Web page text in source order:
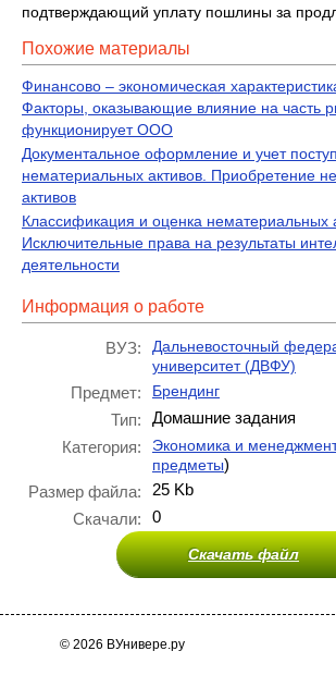
подтверждающий уплату пошлины за
Похожие материалы
Финансово – экономическая
Факторы, оказывающие влияние на часть
функционирует ООО
Документальное оформление и учет
нематериальных активов. Приобретение
активов
Классификация и оценка нематериальных
Исключительные права на результаты
деятельности
Информация о работе
ВУЗ:
Дальневосточный
университет (ДВФУ)
Предмет: Брендинг
Тип:
Домашние задания
Категория:
Экономика и
предметы)
Размер файла:
25 Kb
Скачали:
0
Скачать файл
© 2026 ВУнивере.ру